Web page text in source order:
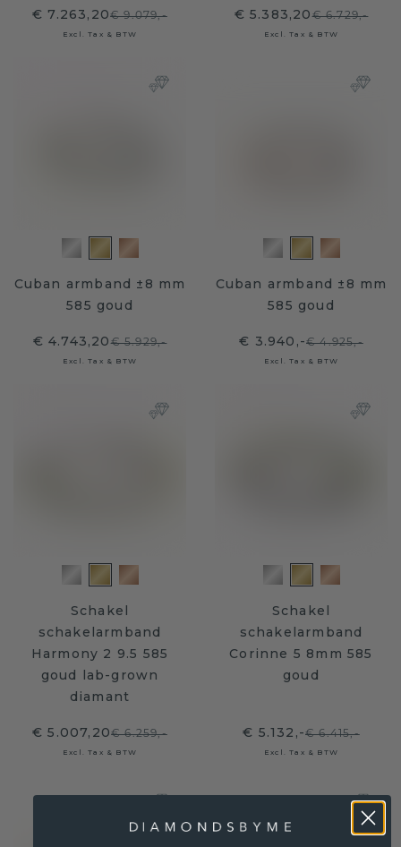
€ 7.263,20€ 9.079,-
Excl. Tax & BTW
€ 5.383,20€ 6.729,-
Excl. Tax & BTW
Cuban armband ±8 mm
585 goud
€ 4.743,20€ 5.929,-
Excl. Tax & BTW
Cuban armband ±8 mm
585 goud
€ 3.940,-€ 4.925,-
Excl. Tax & BTW
Schakel
schakelarmband
Harmony 2 9.5 585
goud lab-grown
diamant
€ 5.007,20€ 6.259,-
Excl. Tax & BTW
Schakel
schakelarmband
Corinne 5 8mm 585
goud
€ 5.132,-€ 6.415,-
Excl. Tax & BTW